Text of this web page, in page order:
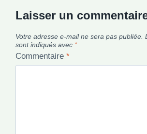
Laisser un
Votre adresse e-mail ne sera pas publiée.
sont indiqués avec *
Commentaire *